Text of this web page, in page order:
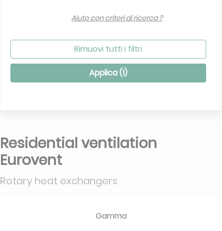
Aiuto con criteri di ricerca ?
Rimuovi tutti i filtri
Applica (1)
Residential ventilation
Eurovent
Rotary heat exchangers
Gamma